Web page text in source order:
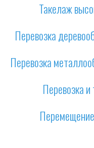
Такелаж
Перевозка
Перевозка
Перевозка